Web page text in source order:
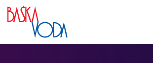
Skip to content